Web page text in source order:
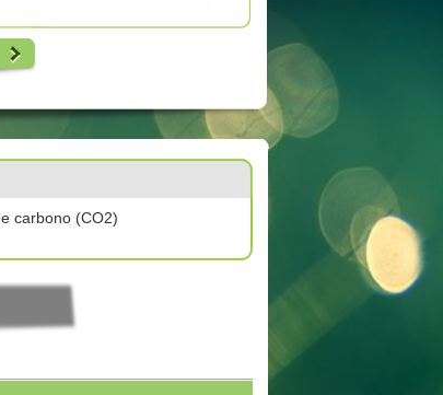
carbono (CO2)